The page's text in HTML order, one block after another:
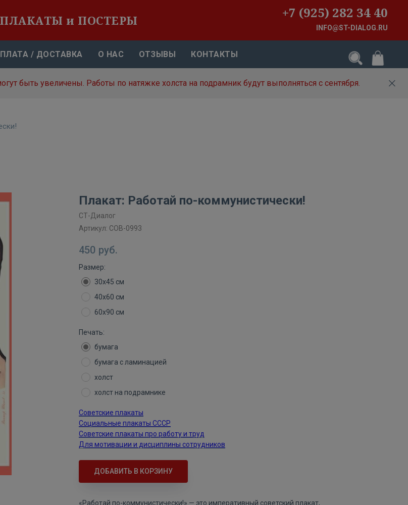
ПЛАКАТЫ и ПОСТЕРЫ +7 (925) 282 34 40
INFO@ST-DIALOG.RU
/ ДОСТАВКА О НАС ОТЗЫВЫ КОНТАКТЫ
быть увеличены. Работы по натяжке холста на подрамник будут выполняться с сентября.
Плакат: Работай по-коммунистически!
СТ-Диалог
Артикул: СОВ-0993
450 руб.
Размер:
30х45 см
40х60 см
60х90 см
Печать:
бумага
бумага с ламинацией
холст
холст на подрамнике
Советские плакаты
Социальные плакаты СССР
Советские плакаты про работу и труд
Для мотивации и дисциплины сотрудников
ДОБАВИТЬ В КОРЗИНУ
«Работай по-коммунистически!» — это императивный советский плакат,